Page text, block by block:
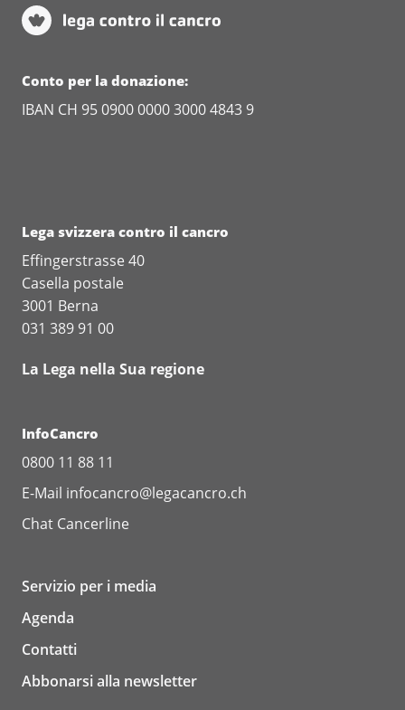
Conto per la donazione:
IBAN CH 95 0900 0000 3000 4843 9
Lega svizzera contro il cancro
Effingerstrasse 40
Casella postale
3001 Berna
031 389 91 00
La Lega nella Sua regione
InfoCancro
0800 11 88 11
E-Mail infocancro@legacancro.ch
Chat Cancerline
Servizio per i media
Agenda
Contatti
Abbonarsi alla newsletter